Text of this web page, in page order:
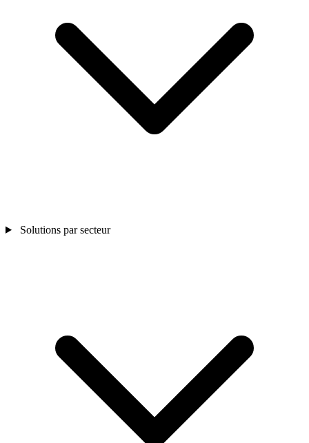
Solutions par secteur